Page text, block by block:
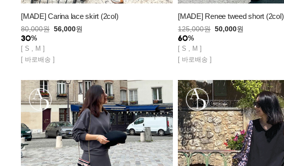
[MADE] Carina lace skirt (2col)
80,000원 56,000원
[ S , M ]
[ 바로배송 ]
[MADE] Renee tweed short (2col)
125,000원 50,000원
[ S , M ]
[ 바로배송 ]